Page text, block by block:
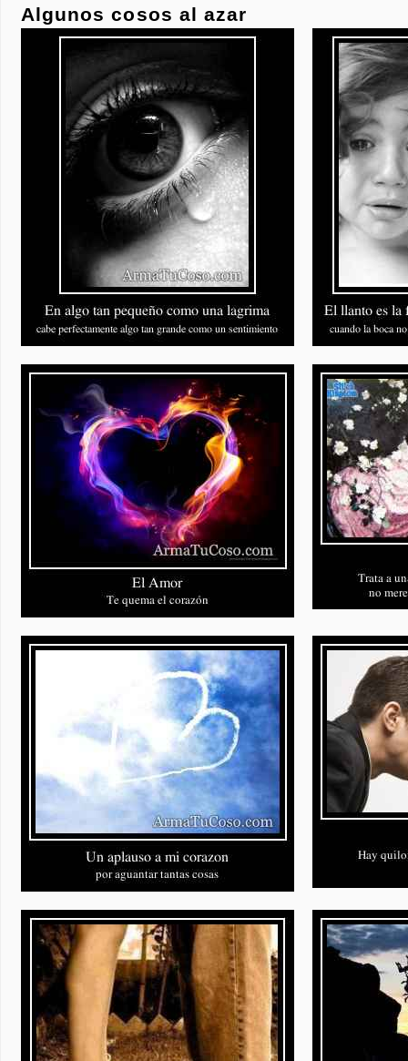
Algunos cosos al azar